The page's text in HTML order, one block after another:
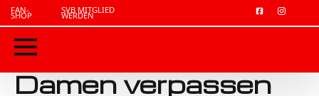
FAN-
SHOP
SVB MITGLIED
WERDEN
Damen verpassen